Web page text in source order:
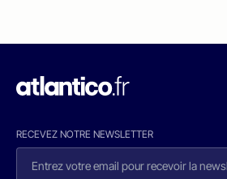
RECEVEZ NOTRE NEWSLETTER